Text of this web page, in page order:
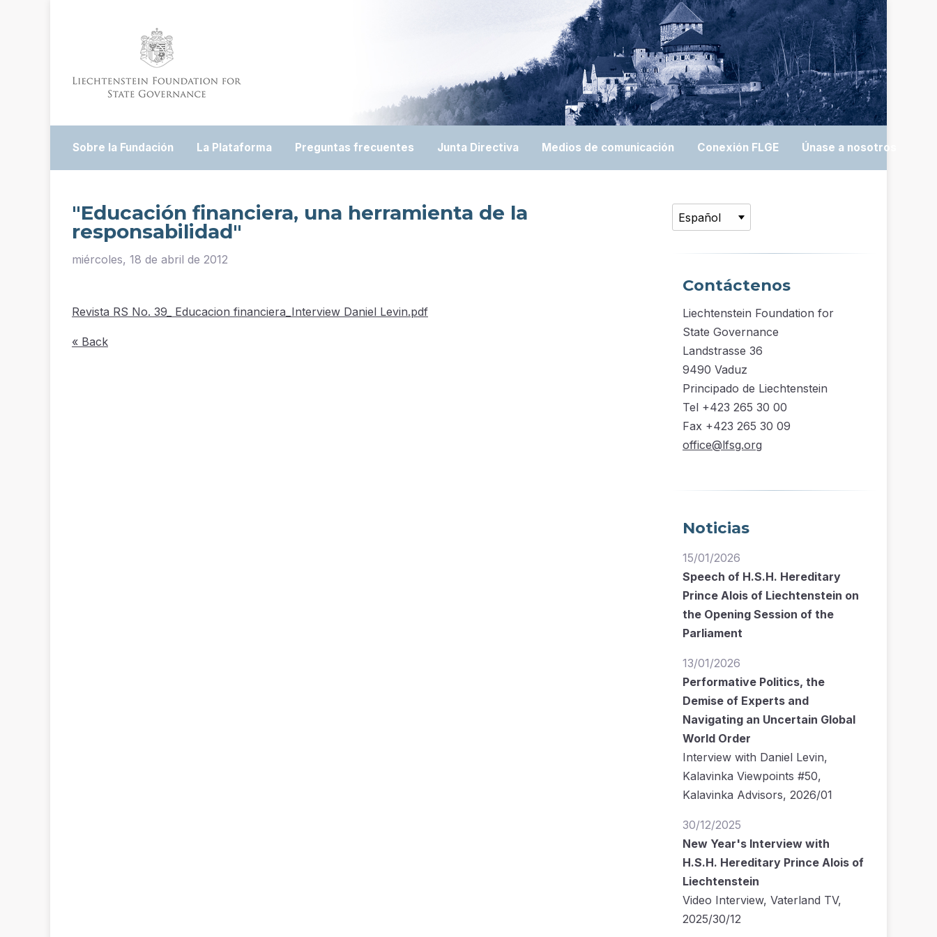
Sobre la Fundación La Plataforma Preguntas frecuentes Junta Directiva Medios de comunicación Conexión FLGE Únase a nosotros
"Educación financiera, una herramienta de la
responsabilidad"
miércoles, 18 de abril de 2012
Revista RS No. 39_ Educacion financiera_Interview Daniel Levin.pdf
« Back
Contáctenos
Liechtenstein Foundation for
State Governance
Landstrasse 36
9490 Vaduz
Principado de Liechtenstein
Tel +423 265 30 00
Fax +423 265 30 09
office@lfsg.org
Noticias
15/01/2026
Speech of H.S.H. Hereditary
Prince Alois of Liechtenstein on
the Opening Session of the
Parliament
13/01/2026
Performative Politics, the
Demise of Experts and
Navigating an Uncertain Global
World Order
Interview with Daniel Levin,
Kalavinka Viewpoints #50,
Kalavinka Advisors, 2026/01
30/12/2025
New Year's Interview with
H.S.H. Hereditary Prince Alois of
Liechtenstein
Video Interview, Vaterland TV,
2025/30/12